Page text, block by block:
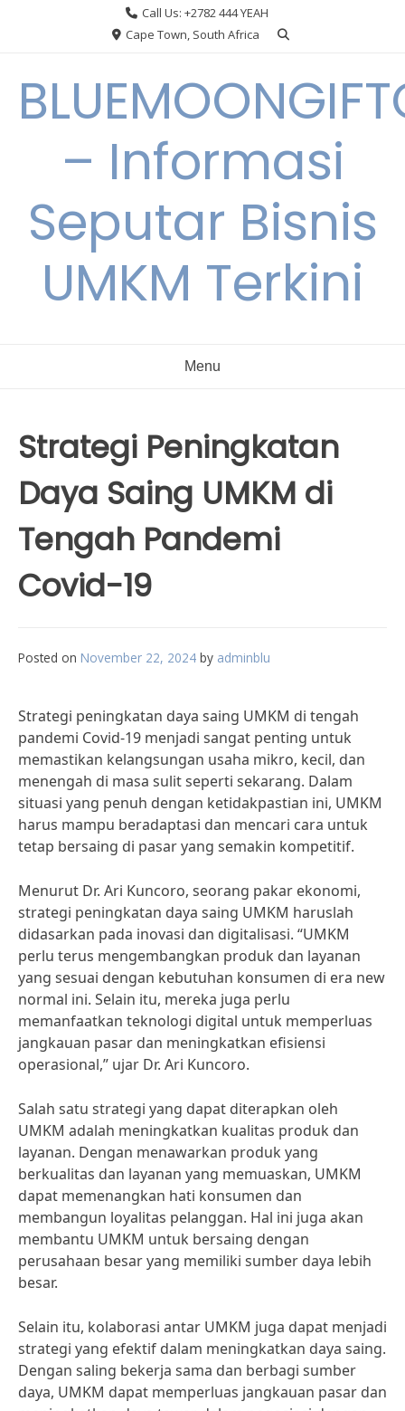
Call Us: +2782 444 YEAH
Cape Town, South Africa
– Informasi
Seputar Bisnis
UMKM Terkini
Menu
Strategi Peningkatan
Daya Saing UMKM di
Tengah Pandemi
Covid-19
Posted on November 22, 2024 by adminblu
Strategi peningkatan daya saing UMKM di tengah
pandemi Covid-19 menjadi sangat penting untuk
memastikan kelangsungan usaha mikro, kecil, dan
menengah di masa sulit seperti sekarang. Dalam
situasi yang penuh dengan ketidakpastian ini, UMKM
harus mampu beradaptasi dan mencari cara untuk
tetap bersaing di pasar yang semakin kompetitif.
Menurut Dr. Ari Kuncoro, seorang pakar ekonomi,
strategi peningkatan daya saing UMKM haruslah
didasarkan pada inovasi dan digitalisasi. “UMKM
perlu terus mengembangkan produk dan layanan
yang sesuai dengan kebutuhan konsumen di era new
normal ini. Selain itu, mereka juga perlu
memanfaatkan teknologi digital untuk memperluas
jangkauan pasar dan meningkatkan efisiensi
operasional,” ujar Dr. Ari Kuncoro.
Salah satu strategi yang dapat diterapkan oleh
UMKM adalah meningkatkan kualitas produk dan
layanan. Dengan menawarkan produk yang
berkualitas dan layanan yang memuaskan, UMKM
dapat memenangkan hati konsumen dan
membangun loyalitas pelanggan. Hal ini juga akan
membantu UMKM untuk bersaing dengan
perusahaan besar yang memiliki sumber daya lebih
besar.
Selain itu, kolaborasi antar UMKM juga dapat menjadi
strategi yang efektif dalam meningkatkan daya saing.
Dengan saling bekerja sama dan berbagi sumber
daya, UMKM dapat memperluas jangkauan pasar dan